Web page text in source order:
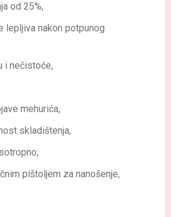
od 25%,
lepljiva nakon potpunog
i nečistoće,
mehurića,
skladištenja,
pištoljem za nanošenje,